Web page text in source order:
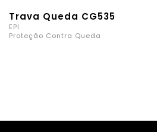
Trava Queda CG535
EPI
Proteção Contra Queda